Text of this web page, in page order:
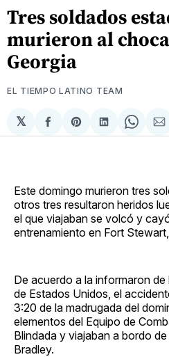
Tres soldados
murieron al
Georgia
EL TIEMPO LATINO TEAM
𝕏
Compartir
en
Share
on
Compartir
en
Share
on
Este domingo murieron tres
otros tres resultaron heridos
el que viajaban se volcó y
entrenamiento en Fort
De acuerdo a la informaron de
de Estados Unidos, el
3:20 de la madrugada del
elementos del Equipo de
Blindada y viajaban a bordo
Bradley.